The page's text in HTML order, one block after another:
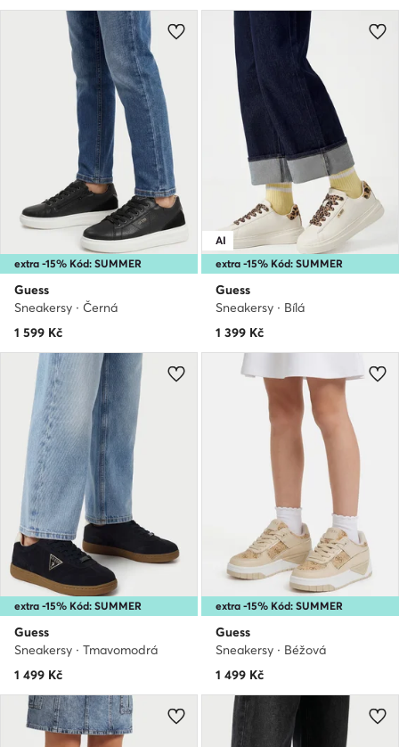
extra -15% Kód: SUMMER
Guess
Sneakersy · Černá
1 599 Kč
extra -15% Kód: SUMMER
AI
Guess
Sneakersy · Bílá
1 399 Kč
extra -15% Kód: SUMMER
Guess
Sneakersy · Tmavomodrá
1 499 Kč
extra -15% Kód: SUMMER
Guess
Sneakersy · Béžová
1 499 Kč